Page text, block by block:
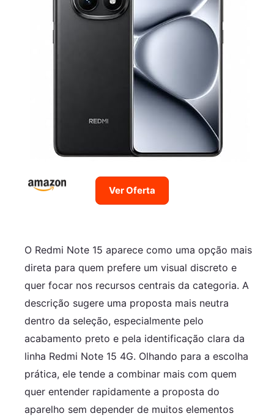
Ver Oferta
O Redmi Note 15 aparece como uma opção mais
direta para quem prefere um visual discreto e
quer focar nos recursos centrais da categoria. A
descrição sugere uma proposta mais neutra
dentro da seleção, especialmente pelo
acabamento preto e pela identificação clara da
linha Redmi Note 15 4G. Olhando para a escolha
prática, ele tende a combinar mais com quem
quer entender rapidamente a proposta do
aparelho sem depender de muitos elementos